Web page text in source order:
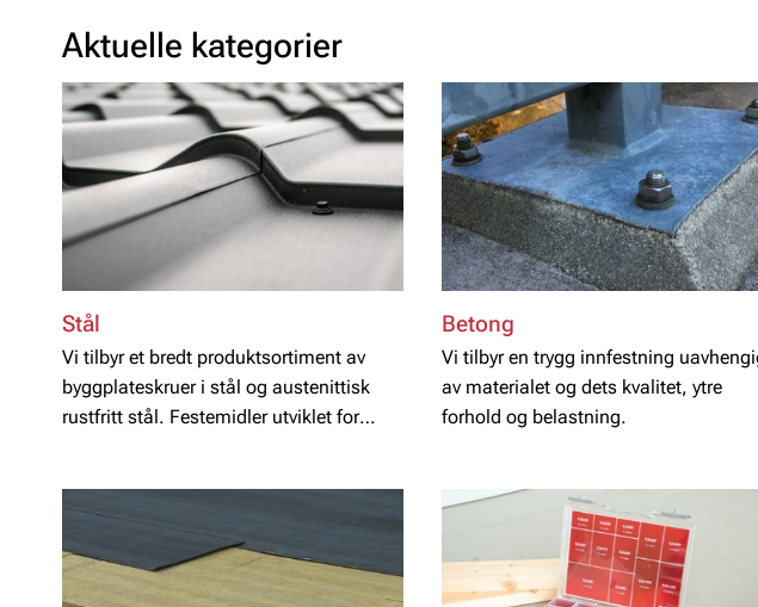
Aktuelle kategorier
Stål
Vi tilbyr et bredt produktsortiment av
byggplateskruer i stål og austenittisk
rustfritt stål. Festemidler utviklet for
Betong
Vi tilbyr en trygg innfestning
av materialet og dets kvalitet, ytre
forhold og belastning.